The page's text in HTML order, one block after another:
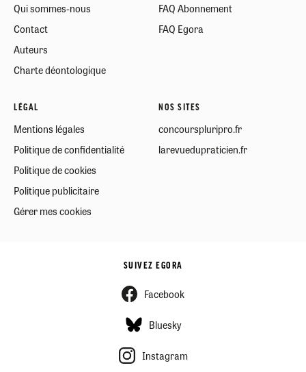
Qui sommes-nous
Contact
Auteurs
Charte déontologique
FAQ Abonnement
FAQ Egora
LÉGAL
Mentions légales
Politique de confidentialité
Politique de cookies
Politique publicitaire
Gérer mes cookies
NOS SITES
concourspluripro.fr
larevuedupraticien.fr
SUIVEZ EGORA
Facebook
Bluesky
Instagram